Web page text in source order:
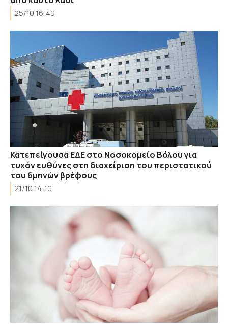
25/10 16:40
Κατεπείγουσα ΕΔΕ στο Νοσοκομείο Βόλου για
τυχόν ευθύνες στη διαχείριση του περιστατικού
του 6μηνών βρέφους
21/10 14:10